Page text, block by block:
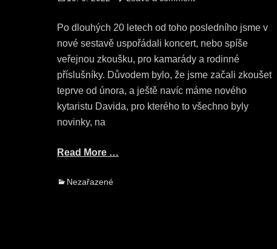
Po dlouhých 20 letech od toho posledního jsme v
nové sestavě uspořádali koncert, nebo spíše
veřejnou zkoušku, pro kamarády a rodinné
příslušníky. Důvodem bylo, že jsme začali zkoušet
teprve od února, a ještě navíc máme nového
kytaristu Davida, pro kterého to všechno byly
novinky, na
Read More …
Categories
Nezařazené